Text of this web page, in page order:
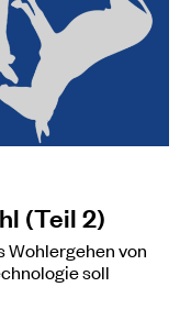
(Teil 2)
Wohlergehen von
soll